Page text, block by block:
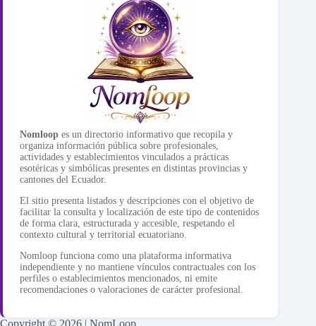
Nomloop es un directorio informativo que recopila y
organiza información pública sobre profesionales,
actividades y establecimientos vinculados a prácticas
esotéricas y simbólicas presentes en distintas provincias y
cantones del Ecuador.
El sitio presenta listados y descripciones con el objetivo de
facilitar la consulta y localización de este tipo de contenidos
de forma clara, estructurada y accesible, respetando el
contexto cultural y territorial ecuatoriano.
Nomloop funciona como una plataforma informativa
independiente y no mantiene vínculos contractuales con los
perfiles o establecimientos mencionados, ni emite
recomendaciones o valoraciones de carácter profesional.